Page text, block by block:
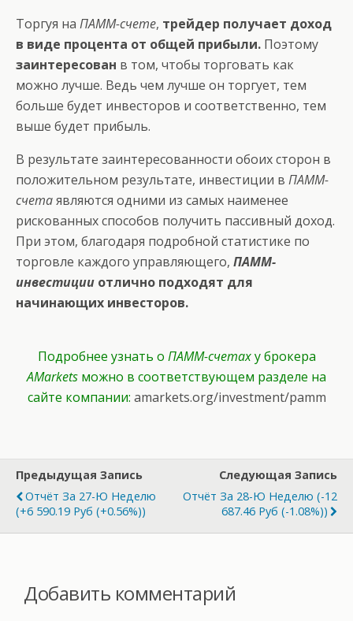
Торгуя на ПАММ-счете, трейдер получает доход
в виде процента от общей прибыли. Поэтому
заинтересован в том, чтобы торговать как
можно лучше. Ведь чем лучше он торгует, тем
больше будет инвесторов и соответственно, тем
выше будет прибыль.
В результате заинтересованности обоих сторон в
положительном результате, инвестиции в ПАММ-
счетаявляются одними из самых наименее
рискованных способов получить пассивный доход.
При этом, благодаря подробной статистике по
торговле каждого управляющего, ПАММ-
инвестиции отлично подходят для
начинающих инвесторов.
Подробнее узнать о ПАММ-счетаху брокера
AMarkets можно в соответствующем разделе на
сайте компании: amarkets.org/investment/pamm
Предыдущая Запись
Отчёт За 27-Ю Неделю
(+6 590.19 Руб (+0.56%))
Следующая Запись
Отчёт За 28-Ю Неделю (-12
687.46 Руб (-1.08%))
Добавить комментарий